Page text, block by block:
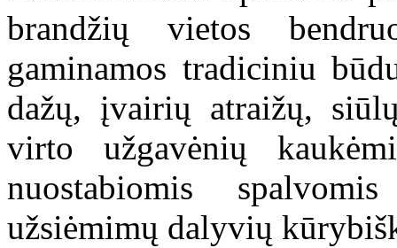
brandžių vietos
gaminamos tradiciniu
dažų, įvairių atraižų,
virto užgavėnių
nuostabiomis
užsiėmimų dalyvių